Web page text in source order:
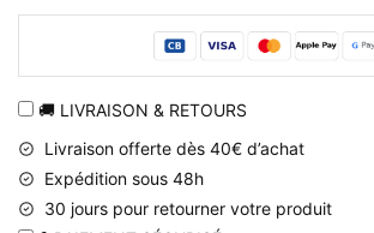
Naruto
au
design
🚚 LIVRAISON & RETOURS
Livraison offerte dès 40€ d’achat
Expédition sous 48h
30 jours pour retourner votre produit